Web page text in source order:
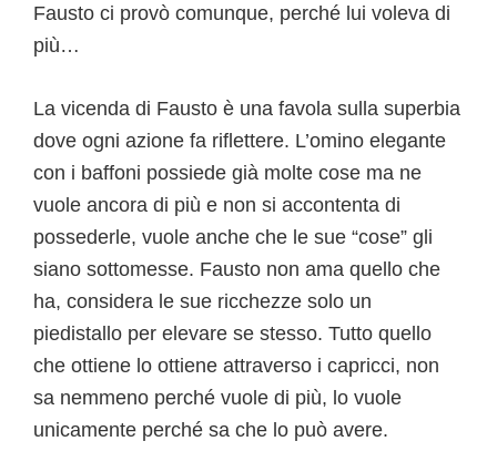
Fausto ci provò comunque, perché lui voleva di
più…
La vicenda di Fausto è una favola sulla superbia
dove ogni azione fa riflettere. L’omino elegante
con i baffoni possiede già molte cose ma ne
vuole ancora di più e non si accontenta di
possederle, vuole anche che le sue “cose” gli
siano sottomesse. Fausto non ama quello che
ha, considera le sue ricchezze solo un
piedistallo per elevare se stesso. Tutto quello
che ottiene lo ottiene attraverso i capricci, non
sa nemmeno perché vuole di più, lo vuole
unicamente perché sa che lo può avere.